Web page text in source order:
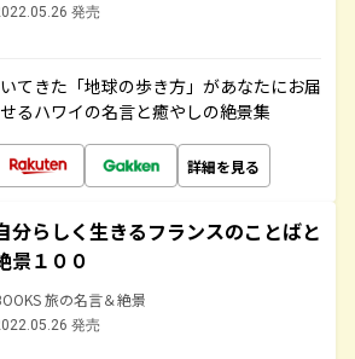
発売
てきた「地球の歩き方」があなたにお届
るハワイの名言と癒やしの絶景集
詳細を見る
分らしく生きるフランスのことばと
景１００
旅の名言＆絶景
発売